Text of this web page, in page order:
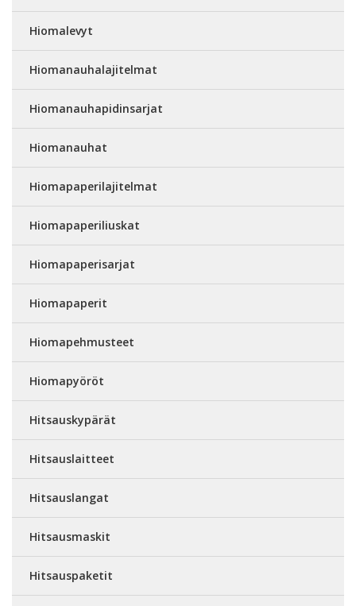
Hiomalevyt
Hiomanauhalajitelmat
Hiomanauhapidinsarjat
Hiomanauhat
Hiomapaperilajitelmat
Hiomapaperiliuskat
Hiomapaperisarjat
Hiomapaperit
Hiomapehmusteet
Hiomapyöröt
Hitsauskypärät
Hitsauslaitteet
Hitsauslangat
Hitsausmaskit
Hitsauspaketit